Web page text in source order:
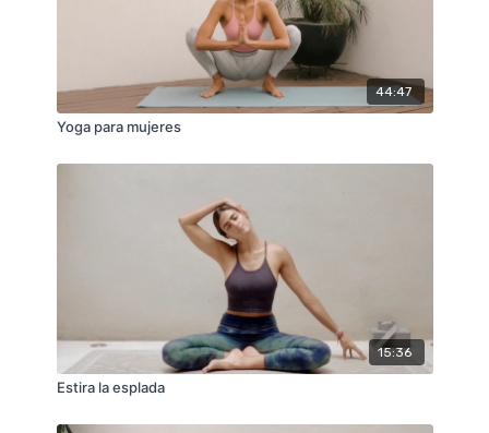
44:47
Yoga para mujeres
15:36
Estira la esplada